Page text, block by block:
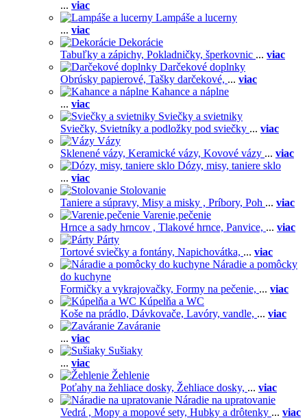
... viac
Lampáše a lucerny
... viac
Dekorácie
Tabuľky a zápichy, Pokladničky, šperkovnic ... viac
Darčekové doplnky
Obrúsky papierové, Tašky darčekové, ... viac
Kahance a náplne
... viac
Sviečky a svietniky
Sviečky, Svietníky a podložky pod sviečky ... viac
Vázy
Sklenené vázy, Keramické vázy, Kovové vázy ... viac
Dózy, misy, taniere sklo
... viac
Stolovanie
Taniere a súpravy, Misy a misky , Príbory, Poh ... viac
Varenie,pečenie
Hrnce a sady hrncov , Tlakové hrnce, Panvice, ... viac
Párty
Tortové sviečky a fontány, Napichovátka, ... viac
Náradie a pomôcky
do kuchyne
Formičky a vykrajovačky, Formy na pečenie, ... viac
Kúpelňa a WC
Koše na prádlo, Dávkovače, Lavóry, vandle, ... viac
Zaváranie
... viac
Sušiaky
... viac
Žehlenie
Poťahy na žehliace dosky, Žehliace dosky, ... viac
Náradie na upratovanie
Vedrá , Mopy a mopové sety, Hubky a drôtenky ... viac